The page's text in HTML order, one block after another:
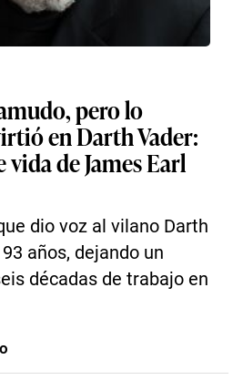
pero lo
en Darth Vader:
de James Earl
dio voz al vilano Darth
años, dejando un
décadas de trabajo en